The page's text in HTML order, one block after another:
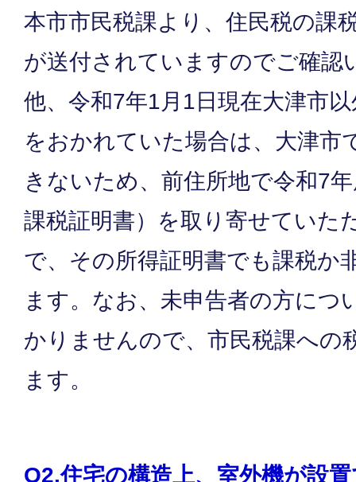
本市市民税課より、住民税の課
が送付されていますのでご確認
他、令和7年1月1日現在大津市
をおかれていた場合は、大津市
きないため、前住所地で令和7
課税証明書）を取り寄せていた
で、その所得証明書でも課税か
ます。なお、未申告者の方につ
かりませんので、市民税課への
ます。
Q2.住宅の構造上、室外機が設